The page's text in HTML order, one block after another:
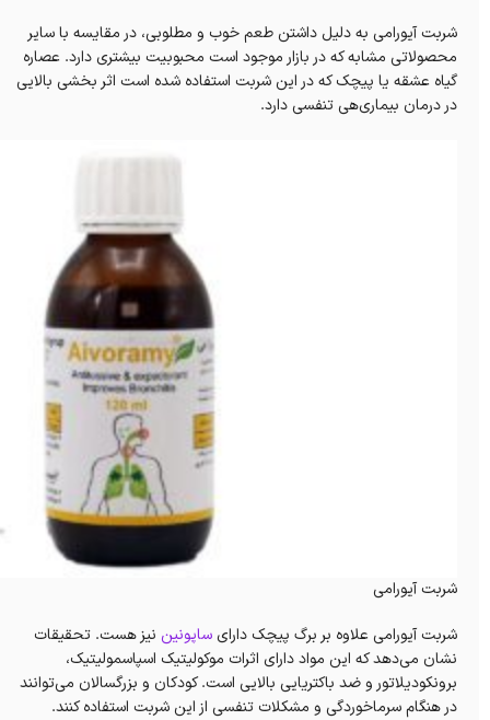
شربت آیورامی به دلیل داشتن طعم خوب و مطلوبی، در مقایسه با سایر
محصولاتی مشابه که در بازار موجود است محبوبیت بیشتری دارد. عصاره
گیاه عشقه یا پیچک که در این شربت استفاده شده است اثر بخشی بالایی
در درمان بیماری‌هی تنفسی دارد.
شربت آیورامی
شربت آیورامی علاوه بر برگ پیچک دارایساپونین نیز هست. تحقیقات
نشان می‌دهد که این مواد دارای اثرات موکولیتیک اسپاسمولیتیک،
برونکودیلاتور و ضد باکتریایی بالایی است. کودکان و بزرگسالان می‌توانند
در هنگام سرماخوردگی و مشکلات تنفسی از این شربت استفاده کنند.